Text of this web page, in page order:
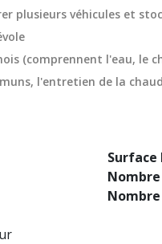
plusieurs véhicules et
(comprennent l'eau, le
l'entretien de la
Surface